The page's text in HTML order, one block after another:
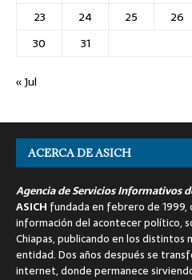
23
24 25 26
30
31
« Jul
ACERCA DE ASICH
Agencia de Servicios Informativos
ASICH fundada en febrero de
información del acontecer político,
Chiapas, publicando en los distintos
entidad. Dos años después se
internet, donde permanece